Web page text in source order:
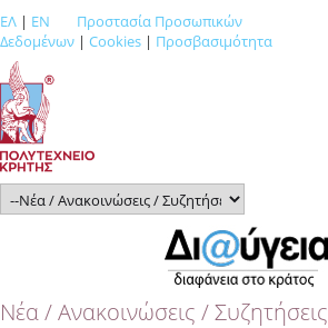
ΕΛ | EN
Προστασία Προσωπικών
Δεδομένων | Cookies | Προσβασιμότητα
Νέα / Ανακοινώσεις / Συζητήσεις